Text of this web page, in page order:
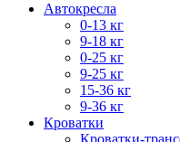
Автокресла
0-13 кг
9-18 кг
0-25 кг
9-25 кг
15-36 кг
9-36 кг
Кроватки
Кроватки-